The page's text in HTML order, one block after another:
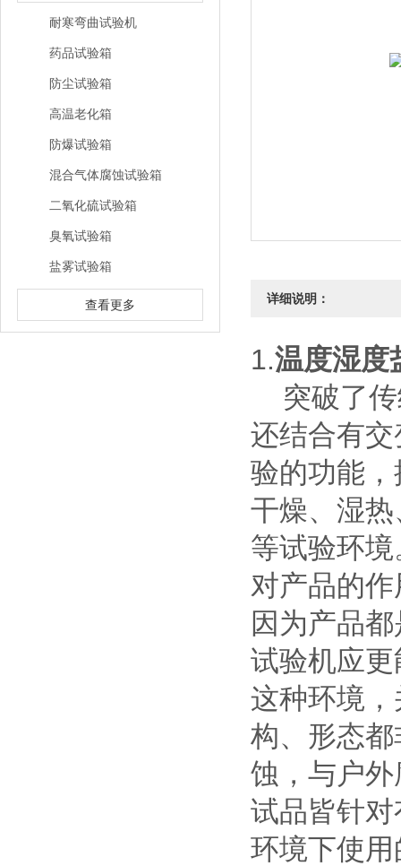
耐寒弯曲试验机
药品试验箱
防尘试验箱
高温老化箱
防爆试验箱
混合气体腐蚀试验箱
二氧化硫试验箱
臭氧试验箱
盐雾试验箱
查看更多 详细说明：
1.温度湿度
突破了传
还结合有
验的功能
干燥、湿
等试验环
对产品的
因为产品
试验机应
这种环境
构、形态
蚀，与户
试品皆针
环境下使